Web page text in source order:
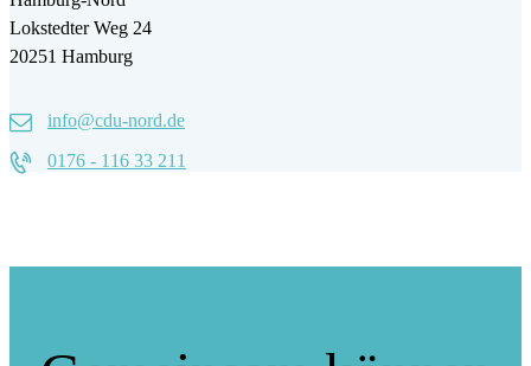
Lokstedter Weg 24
20251 Hamburg
info@cdu-nord.de
0176 - 116 33 211